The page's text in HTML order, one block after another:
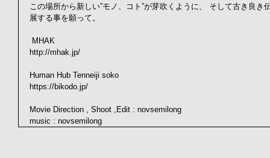
この場所から新しい”モノ、コト”が芽吹くように、 そして古き良
展する事を願って。
MHAK
http://mhak.jp/
Human Hub Tenneiji soko
https://bikodo.jp/
Movie Direction , Shoot ,Edit : novsemilong
music : novsemilong